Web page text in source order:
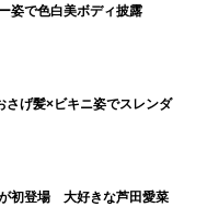
姿で色白美ボディ披露
げ髪×ビキニ姿でスレンダ
が初登場 大好きな芦田愛菜